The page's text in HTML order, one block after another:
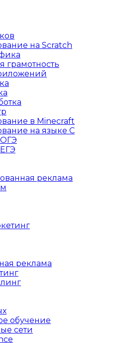
на Scratch
грамотность
в Minecraft
на языке C
реклама
реклама
обучение
сети